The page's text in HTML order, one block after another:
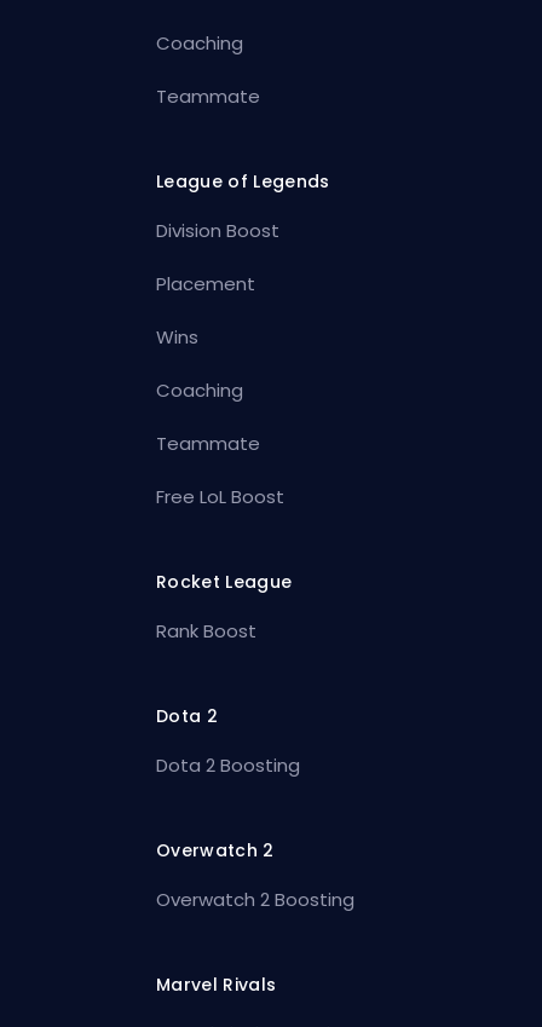
Coaching
Teammate
League of Legends
Division Boost
Placement
Wins
Coaching
Teammate
Free LoL Boost
Rocket League
Rank Boost
Dota 2
Dota 2 Boosting
Overwatch 2
Overwatch 2 Boosting
Marvel Rivals